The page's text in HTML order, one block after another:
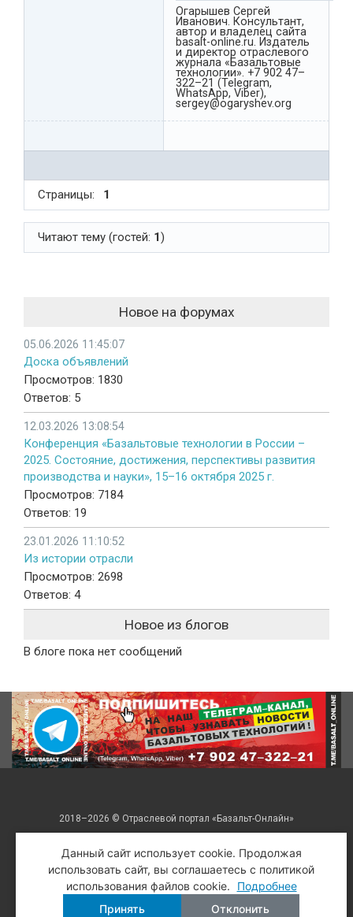
Огарышев Сергей
Иванович. Консультант,
автор и владелец сайта
basalt-online.ru. Издатель
и директор отраслевого
журнала «Базальтовые
технологии». +7 902 47–
322–21 (Telegram,
WhatsApp, Viber),
sergey@ogaryshev.org
Страницы: 1
Читают тему (гостей: 1)
Новое на форумах
05.06.2026 11:45:07
Доска объявлений
Просмотров: 1830
Ответов: 5
12.03.2026 13:08:54
Конференция «Базальтовые технологии в России –
2025. Состояние, достижения, перспективы развития
производства и науки», 15–16 октября 2025 г.
Просмотров: 7184
Ответов: 19
23.01.2026 11:10:52
Из истории отрасли
Просмотров: 2698
Ответов: 4
Новое из блогов
В блоге пока нет сообщений
Данный сайт использует cookie. Продолжая
использовать сайт, вы соглашаетесь с политикой
использования файлов cookie.
Подробнее
Принять
Отклонить
2018–2026 © Отраслевой портал «Базальт-Онлайн»
Все права защищены. Перепечатка только со ссылкой на
авторский материал.
Разработка и поддержка: Рекламная студия «Рубин Системс